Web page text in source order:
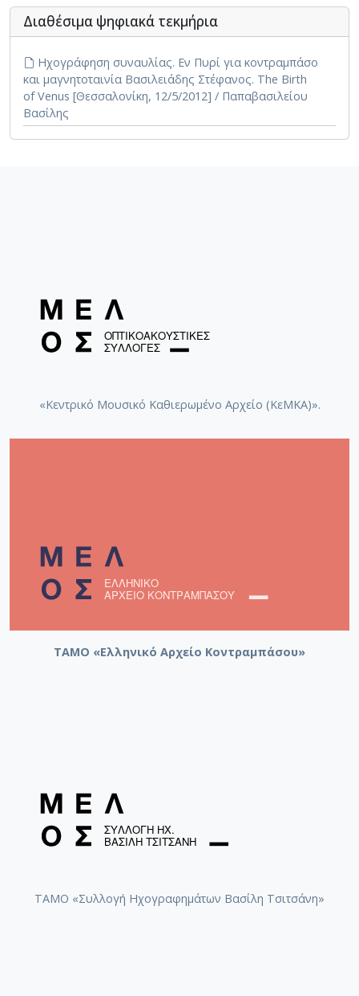
Διαθέσιμα ψηφιακά τεκμήρια
Ηχογράφηση συναυλίας. Εν Πυρί για κοντραμπάσο
και μαγνητοταινία Βασιλειάδης Στέφανος. The Birth
of Venus [Θεσσαλονίκη, 12/5/2012] / Παπαβασιλείου
Βασίλης
«Κεντρικό Μουσικό Καθιερωμένο Αρχείο (ΚεΜΚΑ)».
ΤΑΜΟ «Ελληνικό Αρχείο Κοντραμπάσου»
ΤΑΜΟ «Συλλογή Ηχογραφημάτων Βασίλη Τσιτσάνη»